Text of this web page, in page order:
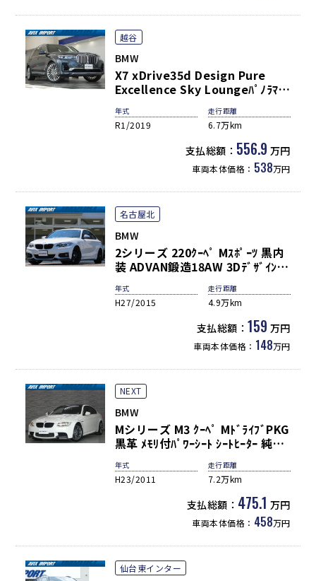
越谷
BMW
X7 xDrive35d Design Pure
Excellence Sky Loungeﾊﾟﾉﾗﾏ
SR Individualｲﾝﾃﾘｱ(ﾀﾙﾄｩｰﾌｫ) ｼ
ｰﾄﾋｰﾀｰ＆ﾍﾞﾝﾁﾚｰﾀｰ 2列目ｺﾝﾌｫｰﾄｼ
ｰﾄ(6人乗り) 5ｿﾞｰﾝAC ｳｪﾙﾈｽPKG
ﾘｱｴﾝﾀｰﾃｲﾒﾝﾄ HDDﾅﾋﾞ ﾊｰﾏﾝｶｰﾄﾞﾝ
3Dﾋﾞｭｰ＆HUD Pｱｼｽﾄﾌﾟﾗｽ＆Dｱｼｽ
ﾄﾌﾟﾛ 純正22AW
年式
R1/2019
走行距離
6.7万km
支払総額： 556.9 万円
車両本体価格： 538万円
名古屋北
BMW
2シリーズ 220ｸｰﾍﾟ Mｽﾎﾟｰﾂ 黒内
装 ADVAN鍛造18AW 3DﾃﾞｻﾞｲﾝFｽ
ﾒﾗ ﾒﾓﾘｰ付きﾊﾟﾜｰｼｰﾄ ｺﾝﾌｫｰﾄｱｸｾｽ
ｸﾙｺﾝ 車線逸脱警告 衝突防止
年式
H27/2015
走行距離
4.9万km
支払総額：159 万円
車両本体価格： 148万円
NEXT
BMW
Mシリーズ M3 ｸｰﾍﾟ MﾄﾞﾗｲﾌﾞPKG
黒革 ﾒﾓﾘ付ﾊﾟﾜｰｼｰﾄ ｼｰﾄﾋｰﾀｰ 純正
ﾅﾋﾞ TV ETC ｸﾙｺﾝ ｺﾝﾌｫｰﾄｱｸｾｽ
PDC ｶｰﾎﾞﾝﾙｰﾌ&ﾄﾗﾝｸｽﾎﾟｲﾗｰ ｱｸﾗ
ﾎﾞﾋﾞｯﾁﾏﾌﾗｰ(純正有) 18ｲﾝﾁAW 弊
年式
H23/2011
走行距離
7.2万km
支払総額： 475.1 万円
車両本体価格： 458万円
仙台東インター